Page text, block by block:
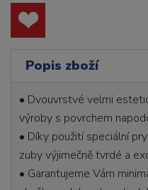
Popis zboží
• Dvouvrstvé velmi
výroby s povrchem
• Díky použití speciální
zuby výjimečně tvrdé a
• Garantujeme Vám